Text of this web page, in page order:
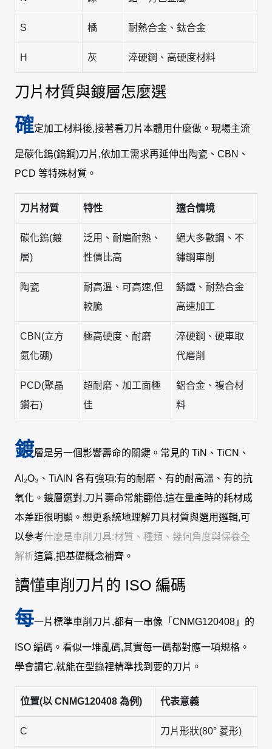
S 橘 耐熱合金、鈦合金
H 灰 淬硬鋼、高硬度材料
刀片材質與鍍層怎麼選
確定加工材料後,接著看刀片本體用什麼做。現場主流
是碳化鎢(鎢鋼)刀片,依加工需求再延伸出陶瓷、CBN、
PCD 等特殊材質。
刀片材質 特性 適合情境
碳化鎢(鍍
層)
泛用、耐磨耐熱、
性價比高
絕大多數鋼、不
鏽鋼車削
陶瓷
耐高溫、可高速,但
較脆
鑄鐵、耐熱合金
高速加工
CBN(立方
氮化硼)
極高硬度、耐磨
淬硬鋼、硬車取
代磨削
PCD(聚晶
鑽石)
超耐磨、加工面極
佳
鋁合金、複合材
料
鍍層是另一個影響壽命的關鍵。常見的 TiN、TiCN、
Al₂O₃、TiAlN 各有強項:有的耐磨、有的耐高溫、有的抗
氧化。鍍層選對,刀片壽命常能翻倍,這在量產時的耗材成
本差距很明顯。想更系統地理解刀具材質與選用邏輯,可
以參考什麼是車削刀具:材質、種類、幾何角度與保養全
解析這篇,把基礎概念補齊。
讀懂車削刀片的 ISO 編碼
每一片標準車削刀片,都有一串像「CNMG120408」的
ISO 編碼。看似一堆亂碼,其實每一碼都對應一項規格。
學會讀它,就能在型錄裡精準找到要的刀片。
位置(以 CNMG120408 為例) 代表意義
C 刀片形狀(80° 菱形)